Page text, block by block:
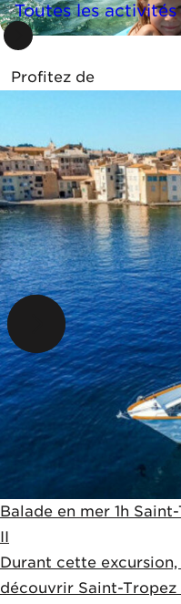
Toutes les activités
Profitez de
Balade en mer 1h
II
Durant cette
découvrir Saint-Tropez